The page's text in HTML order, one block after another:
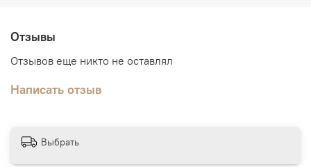
Работа со смальтой требует терпения и аккуратности,
но результат может быть впечатляющим и
любое пространство.
Отзывы
Отзывов еще никто не оставлял
Написать отзыв
Выбрать